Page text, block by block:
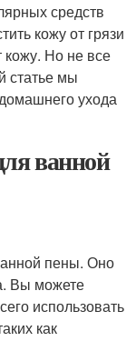
средств
кожу от грязи
кожу. Но не все
статье мы
ухода
ванной
пены. Оно
Вы можете
использовать
как